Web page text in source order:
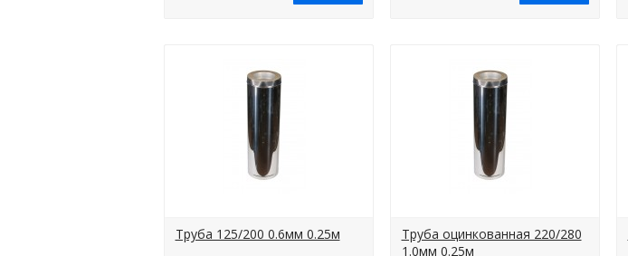
Труба 125/200 0.6мм 0.25м
Труба оцинкованная 220/280
1.0мм 0.25м